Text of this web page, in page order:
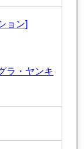
ョン]
ラ・ヤンキ